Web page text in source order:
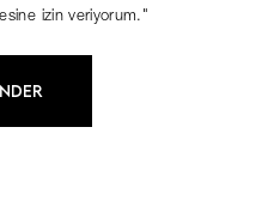
izin veriyorum."